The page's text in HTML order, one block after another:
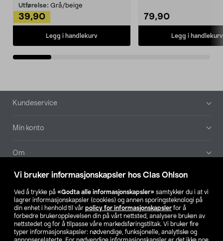
Vi bruker informasjonskapsler hos Clas Ohlson
Ved å trykke på «Godta alle informasjonskapsler» samtykker du i at vi
lagrer informasjonskapsler (cookies) og annen sporingsteknologi på
din enhet i henhold til vår policy for informasjonskapsler for å
forbedre brukeropplevelsen din på vårt nettsted, analysere bruken av
nettstedet og for å tilpasse våre markedsføringstiltak. Vi bruker fire
typer informasjonskapsler: nødvendige, funksjonelle, analytiske og
Utførelse: Grå/beige
39,90
Legg i handlekurv
79,90
Legg i handlekurv
Bunntekst
Kundeservice
Min konto
Om
Aktuelt
Våre selskaper
Finn din butikk